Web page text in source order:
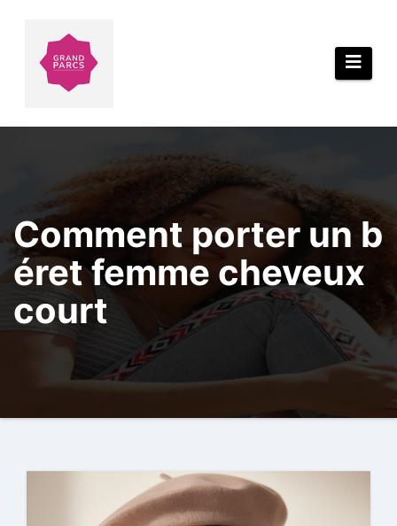
Comment porter un b
éret femme cheveux
court